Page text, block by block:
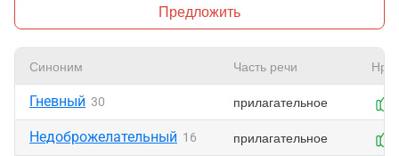
Предложить
Синоним Часть речи
Гневный 30 прилагательное
Недоброжелательный 16 прилагательное